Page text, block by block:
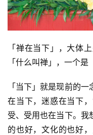
「禅在当下」，大体
「什么叫禅」，一个是
「当下」就是现前的
在当下，迷惑在当下
受、受用也在当下。我
的也好，文化的也好